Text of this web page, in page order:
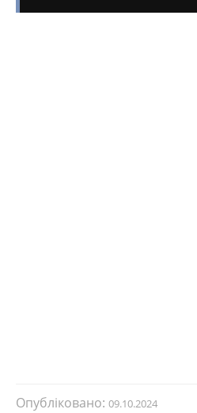
Опубліковано: 09.10.2024